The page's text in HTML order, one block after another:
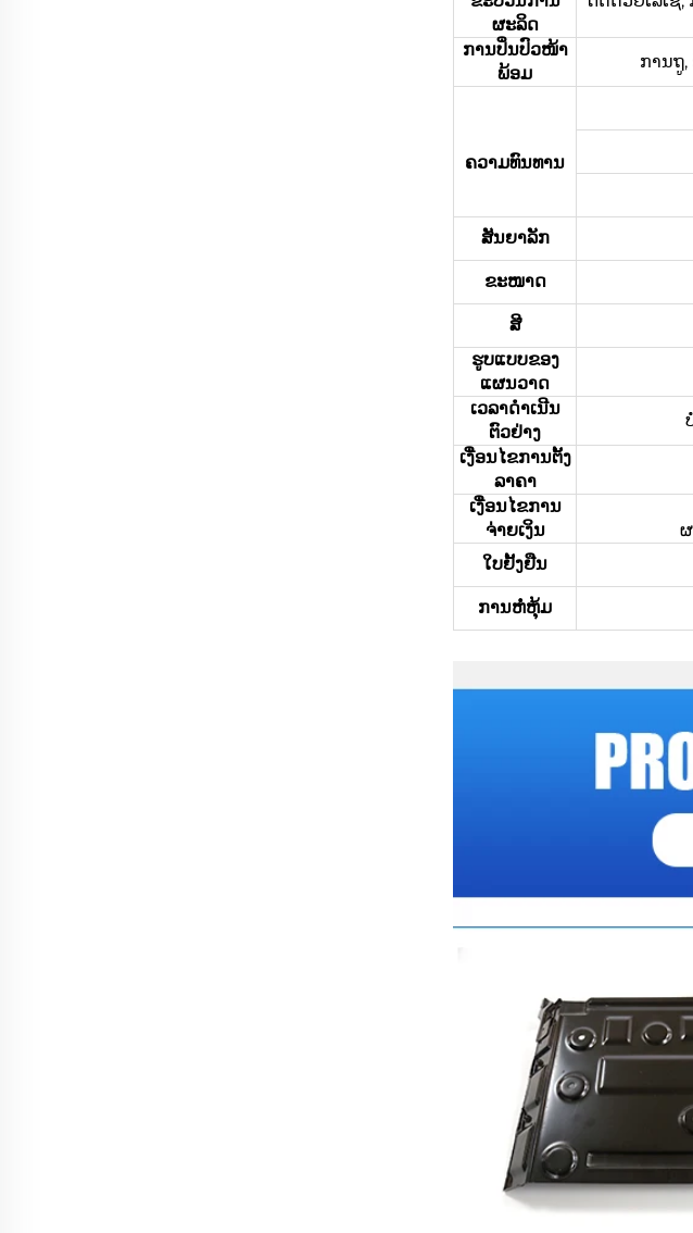
ຜະລິດ
ການປິ່ນປົວໜ້າ
ພ້ອມ
ການຖູ
ຄວາມທົນທານ
ສັນຍາລັກ
ຂະໜາດ
ສີ
ຮູບແບບຂອງ
ແຜນວາດ
ເວລາດຳເນີນ
ຕົວຢ່າງ
ເງື່ອນໄຂການຕັ້ງ
ລາຄາ
ເງື່ອນໄຂການ
ຈ່າຍເງິນ
ໃບຢັ້ງຢືນ
ການຫໍ່ຫຸ້ມ